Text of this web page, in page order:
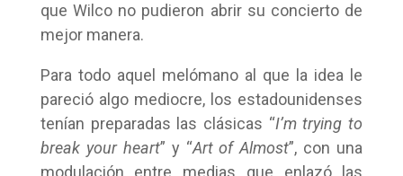
que Wilco no pudieron abrir su concierto de
mejor manera.
Para todo aquel melómano al que la idea le
pareció algo mediocre, los estadounidenses
tenían preparadas las clásicas “I’m trying to
break your heart” y “Art of Almost”, con una
modulación entre medias que enlazó las